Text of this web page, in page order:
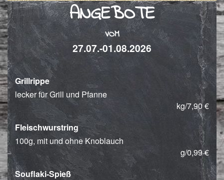
ANGEBOTE
VOM
27.07.-01.08.2026
Grillrippe
lecker für Grill und Pfanne
kg/7,90 €
Fleischwurstring
100g, mit und ohne Knoblauch
g/0,99 €
Souflaki-Spieß